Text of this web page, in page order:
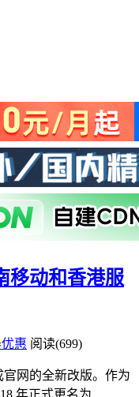
移动和香港服
惠 阅读(699)
网的全新改版。作为
年正式更名为